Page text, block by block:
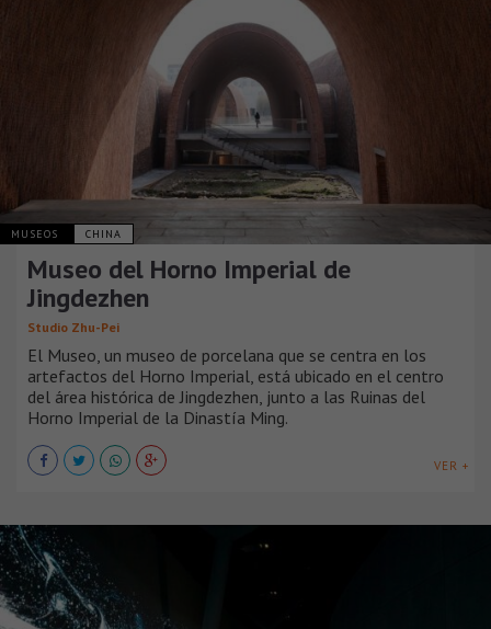
MUSEOS CHINA
Museo del Horno Imperial de
Jingdezhen
Studio Zhu-Pei
El Museo, un museo de porcelana que se centra en los
artefactos del Horno Imperial, está ubicado en el centro
del área histórica de Jingdezhen, junto a las Ruinas del
Horno Imperial de la Dinastía Ming.
VER +